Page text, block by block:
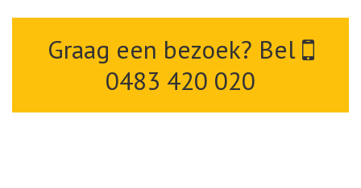
Graag een bezoek? Bel
0483 420 020